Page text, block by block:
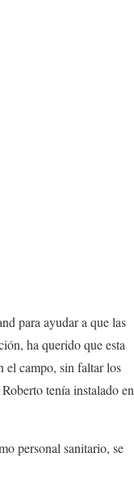
para ayudar a que las
ha querido que esta
el campo, sin faltar los
tenía instalado en
personal sanitario, se